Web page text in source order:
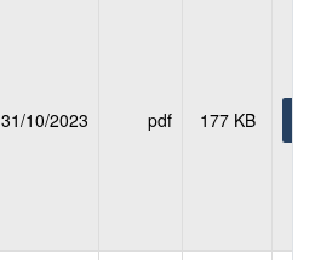
31/10/2023 pdf 177 KB